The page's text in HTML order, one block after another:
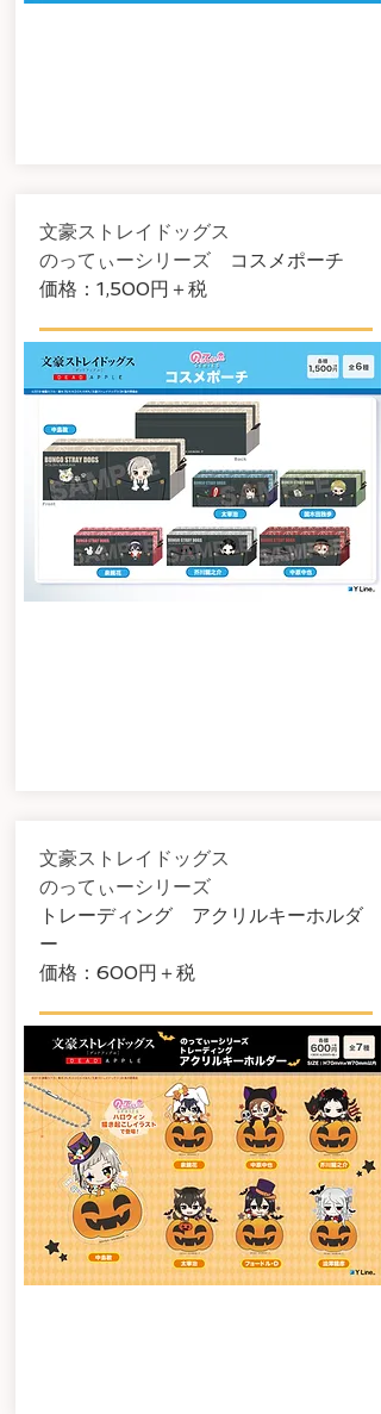
文豪ストレイドッグス
のってぃーシリーズ
コスメポーチ
​価格：1,500円＋税
文豪ストレイドッグス
のってぃーシリーズ
トレーディング アクリルキーホルダ
ー
​価格：600円＋税